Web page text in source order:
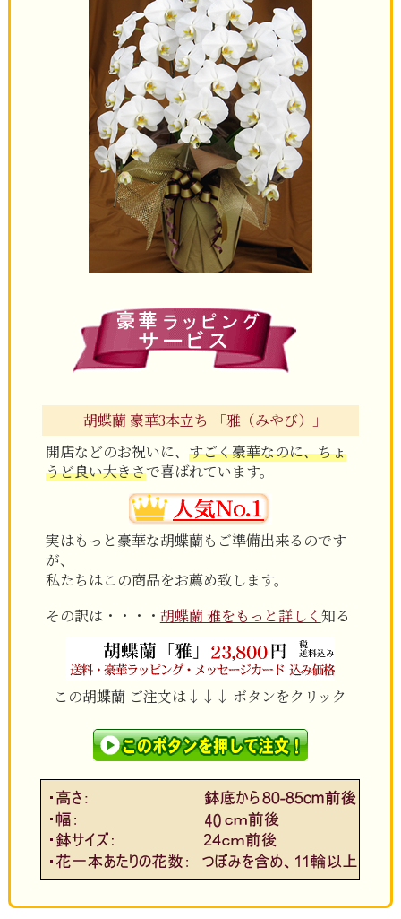
胡蝶蘭 豪華3本立ち 「雅（みやび）」
開店などのお祝いに、 すごく豪華なのに、ちょ
うど良い大きさで喜ばれています。
実はもっと豪華な胡蝶蘭もご準備出来るのです
が、
私たちはこの商品をお薦め致します。
その訳は・・・・ 胡蝶蘭 雅をもっと詳しく 知る
この胡蝶蘭 ご注文は↓↓↓ ボタンをクリック